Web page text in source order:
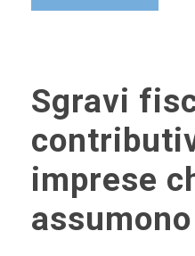
Sgravi
imprese